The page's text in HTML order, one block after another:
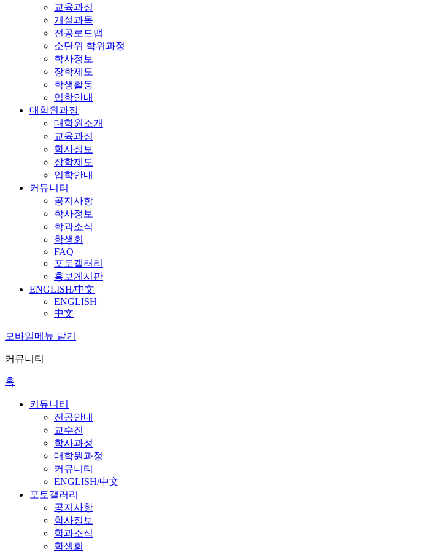
교육과정
개설과목
전공로드맵
소단위 학위과정
학사정보
장학제도
학생활동
입학안내
대학원과정
대학원소개
교육과정
학사정보
장학제도
입학안내
커뮤니티
공지사항
학사정보
학과소식
학생회
FAQ
포토갤러리
홍보게시판
ENGLISH/中文
ENGLISH
中文
모바일메뉴 닫기
커뮤니티
홈
커뮤니티
전공안내
교수진
학사과정
대학원과정
커뮤니티
ENGLISH/中文
포토갤러리
공지사항
학사정보
학과소식
학생회